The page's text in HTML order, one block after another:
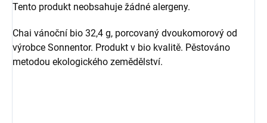
Tento produkt neobsahuje žádné alergeny.
Chai vánoční bio 32,4 g, porcovaný dvoukomorový od
výrobce Sonnentor. Produkt v bio kvalitě. Pěstováno
metodou ekologického zemědělství.